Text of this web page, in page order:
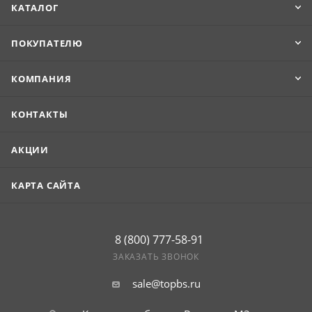
Продукцию удобно транспортировать и укладывать.
КАТАЛОГ
ПОКУПАТЕЛЮ
КОМПАНИЯ
КОНТАКТЫ
АКЦИИ
КАРТА САЙТА
8 (800) 777-58-91
ЗАКАЗАТЬ ЗВОНОК
sale@topbs.ru